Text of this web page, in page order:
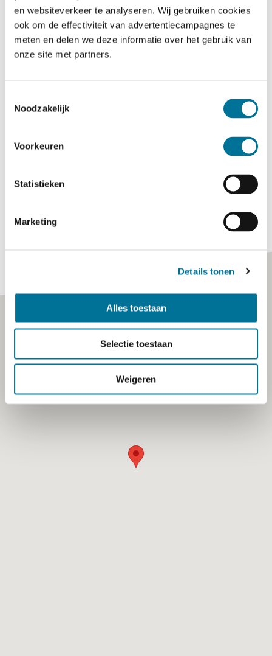
en websiteverkeer te analyseren. Wij gebruiken cookies
ook om de effectiviteit van advertentiecampagnes te
meten en delen we deze informatie over het gebruik van
onze site met partners.
Noodzakelijk
Voorkeuren
Statistieken
Marketing
Details tonen
Alles toestaan
Selectie toestaan
Weigeren
Toestemming *